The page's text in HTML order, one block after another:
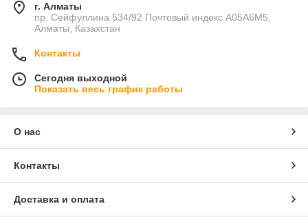
г. Алматы
пр. Сейфуллина 534/92 Почтовый индекс A05A6M5,
Алматы, Казахстан
Контакты
Сегодня выходной
Показать весь график работы
О нас
Контакты
Доставка и оплата